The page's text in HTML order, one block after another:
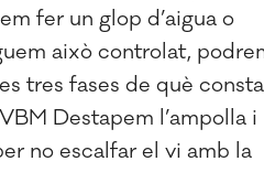
fer un glop d’aigua o
això controlat,
tres fases de què consta
Destapem l’ampolla i
no escalfar el vi amb la